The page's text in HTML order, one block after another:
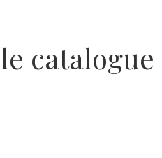
catalogue